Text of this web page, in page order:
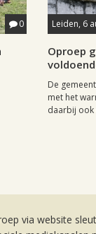
0 Leiden, 6
Oproep
De
met het
daarbij ook
via website